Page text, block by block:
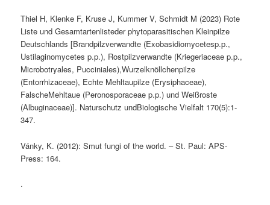
Thiel H, Klenke F, Kruse J, Kummer V, Schmidt M (2023) Rote
Liste und Gesamtartenlisteder phytoparasitischen Kleinpilze
Deutschlands [Brandpilzverwandte (Exobasidiomycetesp.p.,
Ustilaginomycetes p.p.), Rostpilzverwandte (Kriegeriaceae p.p.,
Microbotryales, Pucciniales),Wurzelknöllchenpilze
(Entorrhizaceae), Echte Mehltaupilze (Erysiphaceae),
FalscheMehltaue (Peronosporaceae p.p.) und Weißroste
(Albuginaceae)]. Naturschutz undBiologische Vielfalt 170(5):1-
347.
Vánky, K. (2012): Smut fungi of the world. – St. Paul: APS-
Press: 164.
.